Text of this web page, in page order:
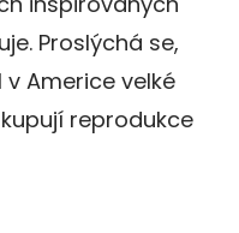
Proslýchá se,
Americe velké
reprodukce